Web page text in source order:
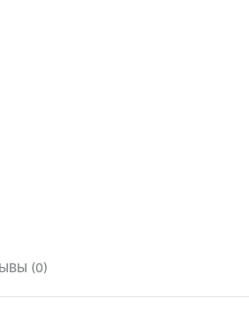
(0)